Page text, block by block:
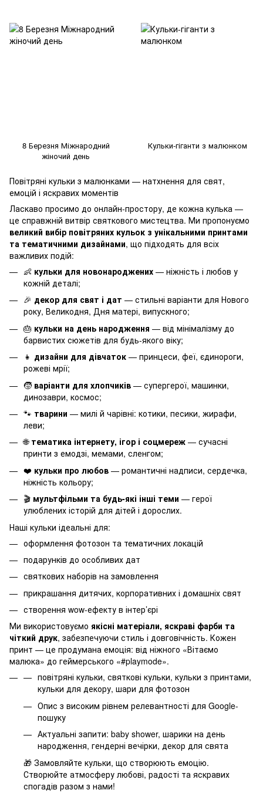
Повітряні кульки з малюнками — натхнення для свят,
емоцій і яскравих моментів
Ласкаво просимо до онлайн-простору, де кожна кулька —
це справжній витвір святкового мистецтва. Ми пропонуємо
великий вибір повітряних кульок з унікальними принтами
та тематичними дизайнами, що підходять для всіх
важливих подій:
👶 кульки для новонароджених — ніжність і любов у
кожній деталі;
🎉 декор для свят і дат — стильні варіанти для Нового
року, Великодня, Дня матері, випускного;
🎂 кульки на день народження — від мінімалізму до
барвистих сюжетів для будь-якого віку;
👧 дизайни для дівчаток — принцеси, феї, єдинороги,
рожеві мрії;
🧒 варіанти для хлопчиків — супергерої, машинки,
динозаври, космос;
🐾 тварини — милі й чарівні: котики, песики, жирафи,
леви;
🌐 тематика інтернету, ігор і соцмереж — сучасні
принти з емодзі, мемами, сленгом;
❤️ кульки про любов — романтичні надписи, сердечка,
ніжність кольору;
🎬 мультфільми та будь-які інші теми — герої
улюблених історій для дітей і дорослих.
Наші кульки ідеальні для:
оформлення фотозон та тематичних локацій
подарунків до особливих дат
святкових наборів на замовлення
прикрашання дитячих, корпоративних і домашніх свят
створення wow-ефекту в інтер’єрі
Ми використовуємо якісні матеріали, яскраві фарби та
чіткий друк, забезпечуючи стиль і довговічність. Кожен
принт — це продумана емоція: від ніжного «Вітаємо
малюка» до геймерського «#playmode».
повітряні кульки, святкові кульки, кульки з принтами,
кульки для декору, шари для фотозон
Опис з високим рівнем релевантності для Google-
пошуку
Актуальні запити: baby shower, шарики на день
народження, гендерні вечірки, декор для свята
🎁 Замовляйте кульки, що створюють емоцію.
Створюйте атмосферу любові, радості та яскравих
спогадів разом з нами!
8 Березня Міжнародний
жіночий день
Кульки-гіганти з малюнком